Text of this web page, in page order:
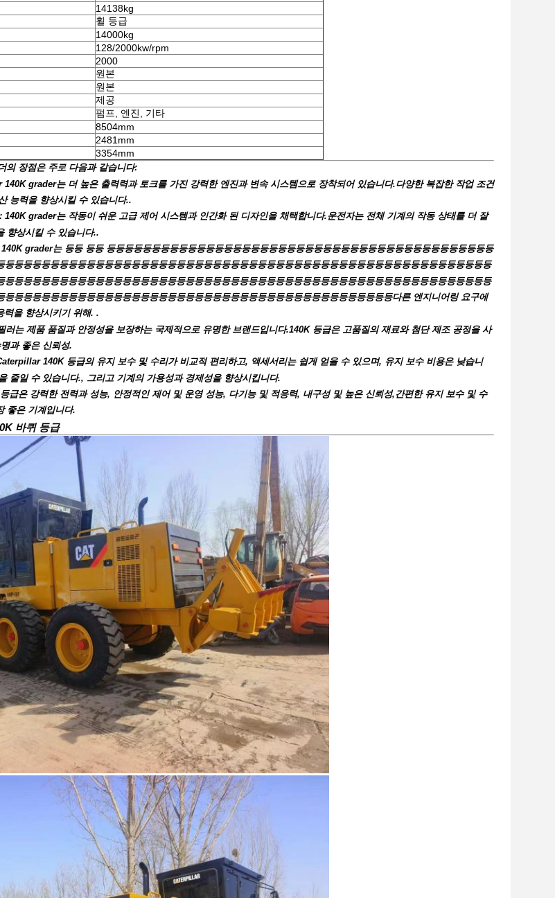
14138kg
휠 등급
14000kg
128/2000kw/rpm
2000
원본
원본
제공
펌프, 엔진, 기타
8504mm
2481mm
3354mm
의 장점은 주로 다음과 같습니다:
grader는 더 높은 출력력과 토크를 가진 강력한 엔진과 변속 시스템으로 장착되어 있습니다.다양한 복잡한 작업 조건
능력을 향상시킬 수 있습니다..
grader는 작동이 쉬운 고급 제어 시스템과 인간화 된 디자인을 채택합니다.운전자는 전체 기계의 작동 상태를 더 잘
향상시킬 수 있습니다..
grader는 등등 등등 등등등등등등등등등등등등등등등등등등등등등등등등등등등등등등등등등등등등등등등등등등등
등등등등등등등등등등등등등등등등등등등등등등등등등등등등등등등등등등등등등등등등등등등등등등등등등등등등등등
등등등등등등등등등등등등등등등등등등등등등등등등등등등등등등등등등등등등등등등등등등등등등등등등등등등등등등
등등등등등등등등등등등등등등등등등등등등등등등등등등등등등등등등등등등등등등등등등등등다른 엔지니어링 요구에
력을 향상시키기 위해. .
러는 제품 품질과 안정성을 보장하는 국제적으로 유명한 브랜드입니다.140K 등급은 고품질의 재료와 첨단 제조 공정을 사
과 좋은 신뢰성.
140K 등급의 유지 보수 및 수리가 비교적 편리하고, 액세서리는 쉽게 얻을 수 있으며, 유지 보수 비용은 낮습니
줄일 수 있습니다., 그리고 기계의 가용성과 경제성을 향상시킵니다.
급은 강력한 전력과 성능, 안정적인 제어 및 운영 성능, 다기능 및 적응력, 내구성 및 높은 신뢰성,간편한 유지 보수 및 수
좋은 기계입니다.
바퀴 등급